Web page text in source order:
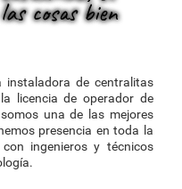
cosas bien
instaladora de centralitas
licencia de operador de
una de las mejores
presencia en toda la
ingenieros y técnicos